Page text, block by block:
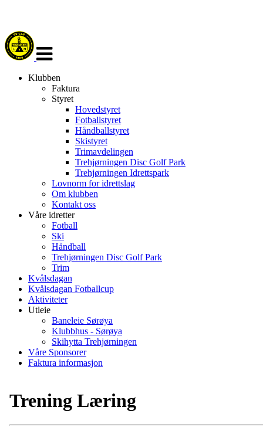
navigasjon
Klubben
Faktura
Styret
Hovedstyret
Fotballstyret
Håndballstyret
Skistyret
Trimavdelingen
Trehjørningen Disc Golf Park
Trehjørningen Idrettspark
Lovnorm for idrettslag
Om klubben
Kontakt oss
Våre idretter
Fotball
Ski
Håndball
Trehjørningen Disc Golf Park
Trim
Kvålsdagan
Kvålsdagan Fotballcup
Aktiviteter
Utleie
Baneleie Sørøya
Klubbhus - Sørøya
Skihytta Trehjørningen
Våre Sponsorer
Faktura informasjon
Trening Læring